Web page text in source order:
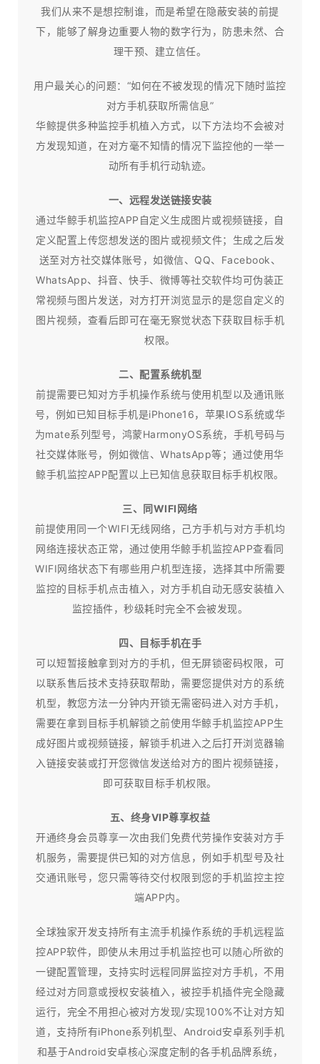
我们从来不是想控制谁，而是希望在隐蔽安装的前提
下，能够了解身边重要人物的数字行为，防患未然、合
理干预、建立信任。​
用户最关心的问题：“如何在不被发现的情况下随时监控
对方手机获取所需信息”
华鲸提供多种监控手机植入方式，以下方法均不会被对
方发现知道，在对方毫不知情的情况下监控他的一举一
动所有手机行动轨迹。
一、远程发送链接安装
通过华鲸手机监控APP自定义生成图片或视频链接，自
定义配置上传您想发送的图片或视频文件；生成之后发
送至对方社交媒体账号，如微信、QQ、Facebook、
WhatsApp、抖音、快手、微博等社交软件均可伪装正
常视频与图片发送，对方打开浏览显示的是您自定义的
图片视频，查看后即可在毫无察觉状态下获取目标手机
权限。
二、配置系统机型
前提需要已知对方手机操作系统与使用机型以及通讯账
号，例如已知目标手机是iPhone16，苹果IOS系统或华
为mate系列型号，鸿蒙HarmonyOS系统，手机号码与
社交媒体账号，例如微信、WhatsApp等；通过使用华
鲸手机监控APP配置以上已知信息获取目标手机权限。
三、同WIFI网络
前提使用同一个WIFI无线网络，己方手机与对方手机均
网络连接状态正常，通过使用华鲸手机监控APP查看同
WIFI网络状态下有哪些用户机型连接，选择其中所需要
监控的目标手机点击植入，对方手机自动无感安装植入
监控插件，秒级耗时完全不会被发现。
四、目标手机在手
可以短暂接触拿到对方的手机，但无屏锁密码权限，可
以联系售后技术支持获取帮助，需要您提供对方的系统
机型，教您方法一分钟内开锁无需密码进入对方手机，
需要在拿到目标手机解锁之前使用华鲸手机监控APP生
成好图片或视频链接，解锁手机进入之后打开浏览器输
入链接安装或打开您微信发送给对方的图片视频链接，
即可获取目标手机权限。
五、终身VIP尊享权益
开通终身会员尊享一次由我们免费代劳操作安装对方手
机服务，需要提供已知的对方信息，例如手机型号及社
交通讯账号，您只需等待交付权限到您的手机监控主控
端APP内。
全球独家开发支持所有主流手机操作系统的手机远程监
控APP软件，即使从未用过手机监控也可以随心所欲的
一键配置管理，支持实时远程同屏监控对方手机，不用
经过对方同意或授权安装植入，被控手机插件完全隐藏
运行，完全不用担心被对方发现/实现100%不让对方知
道，支持所有iPhone系列机型、Android安卓系列手机
和基于Android安卓核心深度定制的各手机品牌系统，